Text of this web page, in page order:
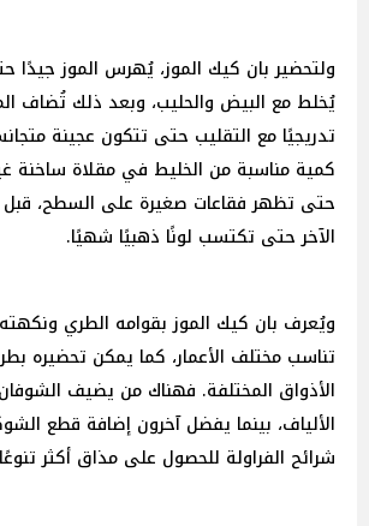
ولتحضير بان كيك الموز، يُهرس الموز جيدًا
يُخلط مع البيض والحليب، وبعد ذلك تُضاف
تدريجيًا مع التقليب حتى تتكون عجينة
كمية مناسبة من الخليط في مقلاة ساخنة
حتى تظهر فقاعات صغيرة على السطح، قبل
الآخر حتى تكتسب لونًا ذهبيًا شهيًا.
ويُعرف بان كيك الموز بقوامه الطري
تناسب مختلف الأعمار، كما يمكن تحضيره
الأذواق المختلفة. فهناك من يضيف
الألياف، بينما يفضل آخرون إضافة قطع
شرائح الفراولة للحصول على مذاق أكثر